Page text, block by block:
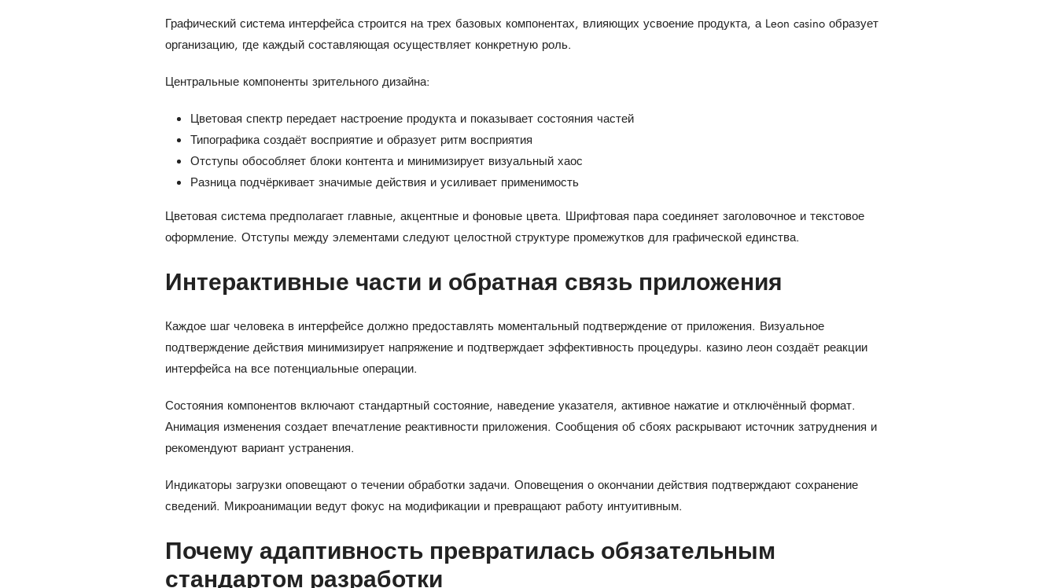
Графический система интерфейса строится на трех базовых компонентах, влияющих усвоение продукта, а Leon casino образует
организацию, где каждый составляющая осуществляет конкретную роль.
Центральные компоненты зрительного дизайна:
Цветовая спектр передает настроение продукта и показывает состояния частей
Типографика создаёт восприятие и образует ритм восприятия
Отступы обособляет блоки контента и минимизирует визуальный хаос
Разница подчёркивает значимые действия и усиливает применимость
Цветовая система предполагает главные, акцентные и фоновые цвета. Шрифтовая пара соединяет заголовочное и текстовое
оформление. Отступы между элементами следуют целостной структуре промежутков для графической единства.
Интерактивные части и обратная связь приложения
Каждое шаг человека в интерфейсе должно предоставлять моментальный подтверждение от приложения. Визуальное
подтверждение действия минимизирует напряжение и подтверждает эффективность процедуры. казино леон создаёт реакции
интерфейса на все потенциальные операции.
Состояния компонентов включают стандартный состояние, наведение указателя, активное нажатие и отключённый формат.
Анимация изменения создает впечатление реактивности приложения. Сообщения об сбоях раскрывают источник затруднения и
рекомендуют вариант устранения.
Индикаторы загрузки оповещают о течении обработки задачи. Оповещения о окончании действия подтверждают сохранение
сведений. Микроанимации ведут фокус на модификации и превращают работу интуитивным.
Почему адаптивность превратилась обязательным
стандартом разработки